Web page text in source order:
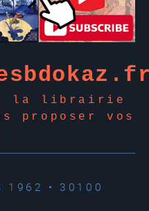
la librairie
proposer vos
• 30100